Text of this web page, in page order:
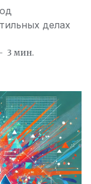
делах
3 мин.